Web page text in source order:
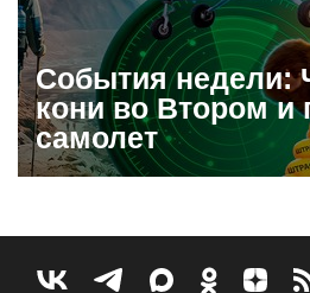
События недели:
кони во Втором и
самолет